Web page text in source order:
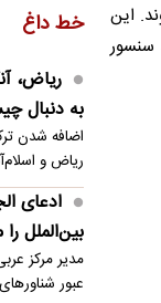
این
سنسور
تیم
پاسخ
سفر
تلاش‌های
باد و
مازندران
خط داغ
ریاض،
به دنبال
اضافه شدن
ریاض و
ادعای
بین‌الملل
مدیر مرکز
عبور